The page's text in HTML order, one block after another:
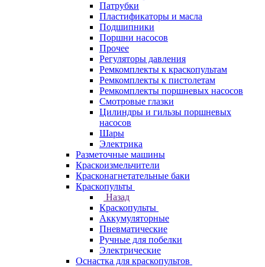
Патрубки
Пластификаторы и масла
Подшипники
Поршни насосов
Прочее
Регуляторы давления
Ремкомплекты к краскопультам
Ремкомплекты к пистолетам
Ремкомплекты поршневых насосов
Смотровые глазки
Цилиндры и гильзы поршневых
насосов
Шары
Электрика
Разметочные машины
Краскоизмельчители
Красконагнетательные баки
Краскопульты
Назад
Краскопульты
Аккумуляторные
Пневматические
Ручные для побелки
Электрические
Оснастка для краскопультов